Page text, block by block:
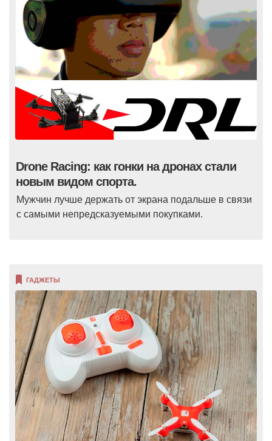
Drone Racing: как гонки на дронах стали
новым видом спорта.
Мужчин лучше держать от экрана подальше в связи
с самыми непредсказуемыми покупками.
ГАДЖЕТЫ